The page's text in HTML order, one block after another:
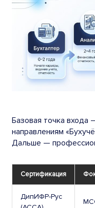
Базовая точка входа
направлениям
Дальше —
Сертификация
ДипИФР-Рус